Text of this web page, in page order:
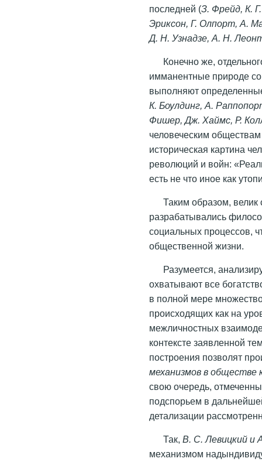
последней (З. Фрейд, К.
Эриксон, Г. Олпорт, А.
Д. Н. Узнадзе, А. Н.
Конечно же,
имманентные природе
выполняют
К. Боулдинг, А.
Фишер, Дж. Хаймс, Р.
человеческим
историческая картина
революций и войн:
есть не что иное как
Таким образом,
разрабатывались
социальных процессов,
общественной жизни.
Разумеется,
охватывают все
в полной мере
происходящих как на
межличностных
контексте заявленной
построения позволят
механизмов в обществе
свою очередь,
подспорьем в
детализации
Так,В. С. Левицкий и
механизмом